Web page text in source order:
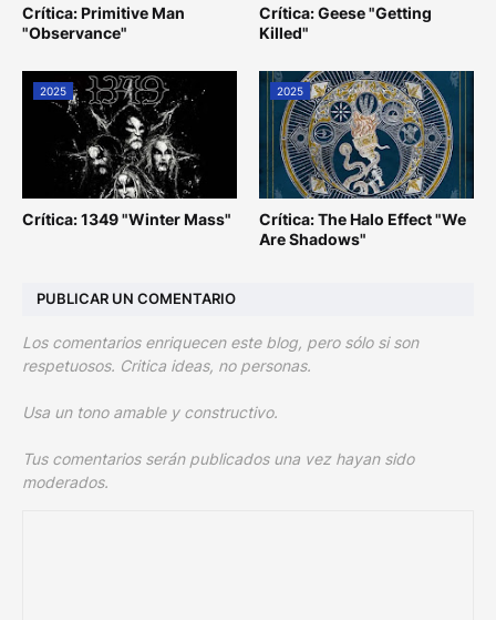
Crítica: Primitive Man
"Observance"
Crítica: Geese "Getting
Killed"
2025
Crítica: 1349 "Winter Mass"
2025
Crítica: The Halo Effect "We
Are Shadows"
PUBLICAR UN COMENTARIO
Los comentarios enriquecen este blog, pero sólo si son
respetuosos. Critica ideas, no personas.
Usa un tono amable y constructivo.
Tus comentarios serán publicados una vez hayan sido
moderados.